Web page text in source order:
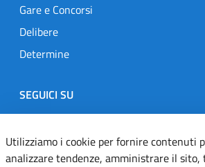
Gare e Concorsi
Delibere
Determine
SEGUICI SU
Designers Italia
TwitterInstagramYoutubeLinkedin
Utilizziamo i cookie per fornire contenuti
analizzare tendenze, amministrare il sito,